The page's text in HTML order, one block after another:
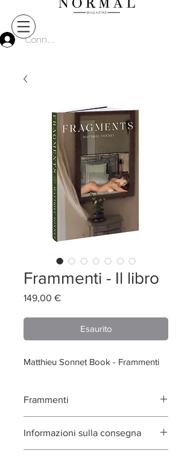
Connect
Frammenti - Il libro
149,00 €Prezzo
Esaurito
Matthieu Sonnet Book - Frammenti
Frammenti
Informazioni sulla consegna